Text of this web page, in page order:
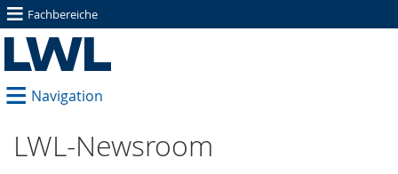
≡ Fachbereiche
≡ Navigation
LWL-Newsroom